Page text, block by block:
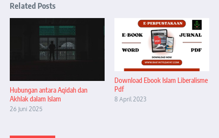
Related Posts
Hubungan antara Aqidah dan
Akhlak dalam Islam
26 Juni 2025
Download Ebook Islam Liberalisme
Pdf
8 April 2023